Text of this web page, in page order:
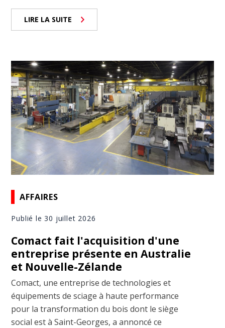
LIRE LA SUITE
AFFAIRES
Publié le 30 juillet 2026
Comact fait l'acquisition d'une
entreprise présente en Australie
et Nouvelle-Zélande
Comact, une entreprise de technologies et
équipements de sciage à haute performance
pour la transformation du bois dont le siège
social est à Saint-Georges, a annoncé ce